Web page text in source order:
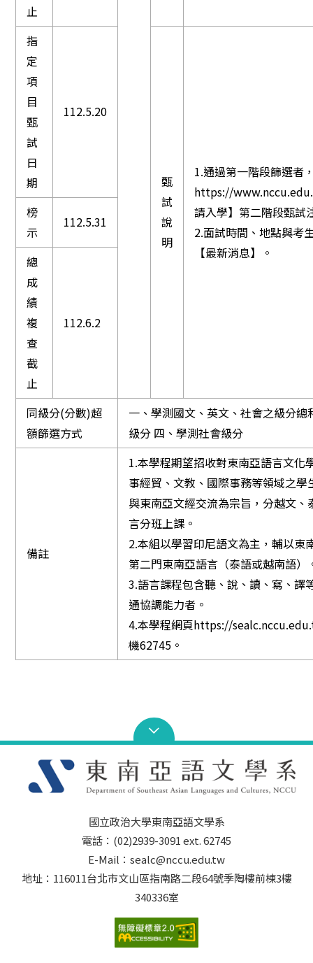
止
指
定
項
目
甄
試
日
期
112.5.20
甄
試
說
明
1.通過第一階段篩選者
https://
請入學】第二階段甄試
2.面試時間、地點與考
【最新消息】。
榜
示
112.5.31
總
成
績
複
查
截
止
112.6.2
同級分(分數)超
額篩選方式
一、學測國文、英文、社會之級分
級分 四、學測社會級分
備註
1.本學程期望招收對東南亞語言文化
事經貿、文教、國際事務等領域之
與東南亞文經交流為宗旨，分越文
言分班上課。
2.本組以學習印尼語文為主，輔以東
第二門東南亞語言（泰語或越南語）
3.語言課程包含聽、說、讀、寫、譯
通協調能力者。
4.本學程網頁https://
機62745。
國立政治大學東南亞語文學系
電話：(02)2939-3091 ext. 62745
E-Mail：sealc@nccu.edu.tw
地址：116011台北市文山區指南路二段64號季陶樓前棟3樓
340336室